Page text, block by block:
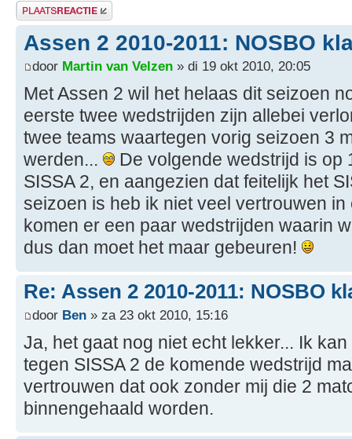
Plaats een reactie
Assen 2 2010-2011: NOSBO
door Martin van Velzen » di 19 okt 2010, 20:05
Met Assen 2 wil het helaas dit seizoen
eerste twee wedstrijden zijn allebei
twee teams waartegen vorig seizoen 3
werden...
De volgende wedstrijd is op
SISSA 2, en aangezien dat feitelijk het
seizoen is heb ik niet veel vertrouwen
komen er een paar wedstrijden waarin
dus dan moet het maar gebeuren!
Re: Assen 2 2010-2011: NOSBO
door Ben » za 23 okt 2010, 15:16
Ja, het gaat nog niet echt lekker... Ik
tegen SISSA 2 de komende wedstrijd
vertrouwen dat ook zonder mij die 2
binnengehaald worden.